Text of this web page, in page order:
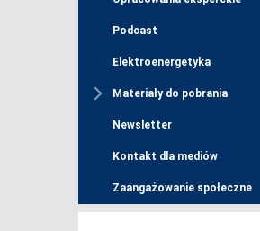
Podcast
Elektroenergetyka
Materiały do pobrania
Newsletter
Kontakt dla mediów
Zaangażowanie społeczne